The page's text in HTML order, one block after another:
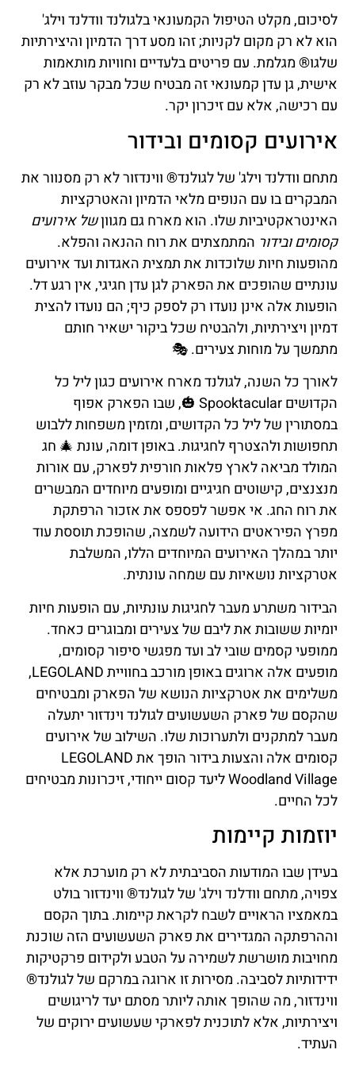
לסיכום, מקלט הטיפול הקמעונאי בלגולנד וודלנד וילג'
הוא לא רק מקום לקניות; זהו מסע דרך הדמיון והיצירתיות
שלגו® מגלמת. עם פריטים בלעדיים וחוויות מותאמות
אישית, גן עדן קמעונאי זה מבטיח שכל מבקר עוזב לא רק
עם רכישה, אלא עם זיכרון יקר.
אירועים קסומים ובידור
מתחם וודלנד וילג' של לגולנד® ווינדזור לא רק מסנוור את
המבקרים בו עם הנופים מלאי הדמיון והאטרקציות
האינטראקטיביות שלו. הוא מארח גם מגווןשל אירועים
קסומים ובידור המתמצתים את רוח ההנאה והפלא.
מהופעות חיות שלוכדות את תמצית האגדות ועד אירועים
עונתיים שהופכים את הפארק לגן עדן חגיגי, אין רגע דל.
הופעות אלה אינן נועדו רק לספק כיף; הם נועדו להצית
דמיון ויצירתיות, ולהבטיח שכל ביקור ישאיר חותם
מתמשך על מוחות צעירים. 🎭
לאורך כל השנה, לגולנד מארח אירועים כגון ליל כל
הקדושים Spooktacular 🎃, שבו הפארק אפוף
במסתורין של ליל כל הקדושים, ומזמין משפחות ללבוש
תחפושות ולהצטרף לחגיגות. באופן דומה, עונת 🎄 חג
המולד מביאה לארץ פלאות חורפית לפארק, עם אורות
מנצנצים, קישוטים חגיגיים ומופעים מיוחדים המבשרים
את רוח החג. אי אפשר לפספס את אזכור הרפתקת
מפרץ הפיראטים הידועה לשמצה, שהופכת תוססת עוד
יותר במהלך האירועים המיוחדים הללו, המשלבת
אטרקציות נושאיות עם שמחה עונתית.
הבידור משתרע מעבר לחגיגות עונתיות, עם הופעות חיות
יומיות ששובות את ליבם של צעירים ומבוגרים כאחד.
ממופעי קסמים שובי לב ועד מפגשי סיפור קסומים,
מופעים אלה ארוגים באופן מורכב בחוויית LEGOLAND,
משלימים את אטרקציות הנושא של הפארק ומבטיחים
שהקסם של פארק השעשועים לגולנד וינדזור יתעלה
מעבר למתקנים ולתערוכות שלו. השילוב של אירועים
קסומים אלה והצעות בידור הופך את LEGOLAND
Woodland Village ליעד קסום ייחודי, זיכרונות מבטיחים
לכל החיים.
יוזמות קיימות
בעידן שבו המודעות הסביבתית לא רק מוערכת אלא
צפויה, מתחם וודלנד וילג' של לגולנד® ווינדזור בולט
במאמציו הראויים לשבח לקראת קיימות. בתוך הקסם
וההרפתקה המגדירים את פארק השעשועים הזה שוכנת
מחויבות מושרשת לשמירה על הטבע ולקידום פרקטיקות
ידידותיות לסביבה. מסירות זו ארוגה במרקם של לגולנד®
ווינדזור, מה שהופך אותה ליותר מסתם יעד לריגושים
ויצירתיות, אלא לתוכנית לפארקי שעשועים ירוקים של
העתיד.